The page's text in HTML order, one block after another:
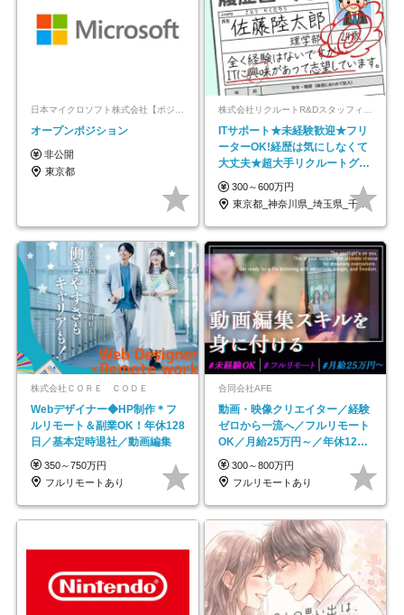
オープンポジション
非公開
東京都
ITサポート★未経験歓迎★フリ
ーターOK!経歴は気にしなくて
大丈夫★超大手リクルートグル
ープの正社員/sg
300～600万円
東京都_神奈川県_埼玉県_千葉県_大阪府…
株式会社ＣＯＲＥ ＣＯＤＥ
Webデザイナー◆HP制作＊フ
ルリモート＆副業OK！年休128
日／基本定時退社／動画編集
350～750万円
フルリモートあり
合同会社AFE
動画・映像クリエイター／経験
ゼロから一流へ／フルリモート
OK／月給25万円～／年休125
日以上
300～800万円
フルリモートあり